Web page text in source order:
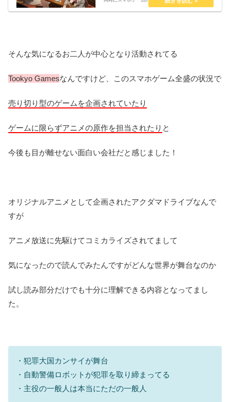
です。オリジナルアニメということでどんな作品な
のか見どころになりそうな部分と共に紹介してみよ
そんな気になるお二人が中心となり活動されてる
Tookyo Gamesなんですけど、このスマホゲーム全盛の状況で
売り切り型のゲームを企画されていたり
ゲームに限らずアニメの原作を担当されたり と
今後も目が離せない面白い会社だと感じました！
オリジナルアニメとして企画されたアクダマドライブなんで
すが
アニメ放送に先駆けてコミカライズされてまして
気になったので読んでみたんですがどんな世界が舞台なのか
試し読み部分だけでも十分に理解できる内容となってまし
た。
・犯罪大国カンサイが舞台
・自動警備ロボットが犯罪を取り締まってる
・主役の一般人は本当にただの一般人